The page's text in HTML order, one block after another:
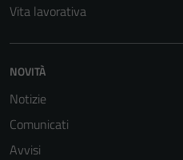
Vita lavorativa
NOVITÀ
Notizie
Comunicati
Avvisi